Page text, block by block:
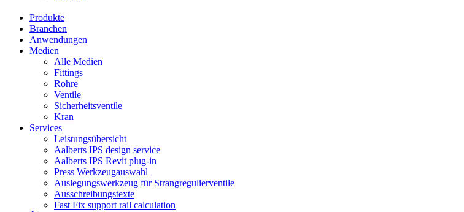
Produkte
Branchen
Anwendungen
Medien
Alle Medien
Fittings
Rohre
Ventile
Sicherheitsventile
Kran
Services
Leistungsübersicht
Aalberts IPS design service
Aalberts IPS Revit plug-in
Press Werkzeugauswahl
Auslegungswerkzeug für Strangregulierventile
Ausschreibungstexte
Fast Fix support rail calculation